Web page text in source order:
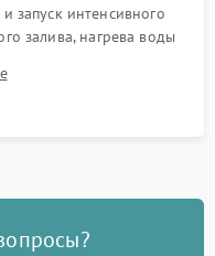
запуск интенсивного
залива, нагрева воды
посторонних шумов,
в поддоне.